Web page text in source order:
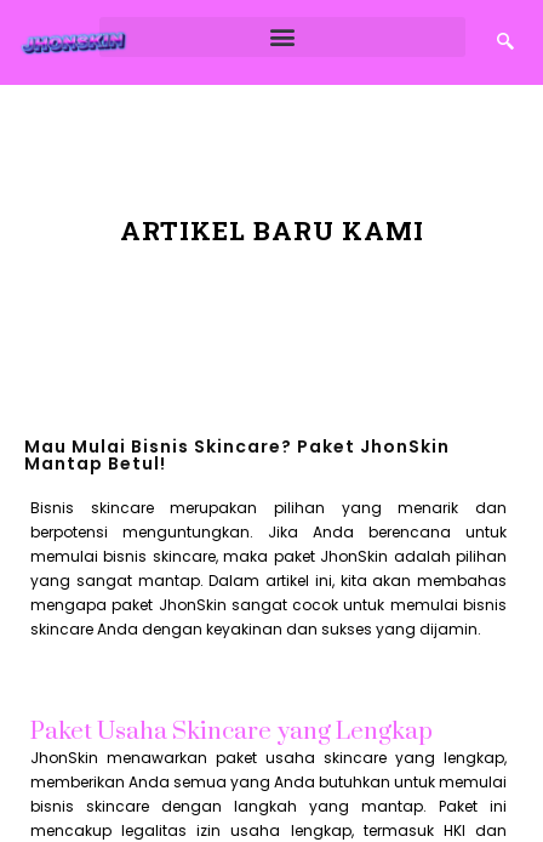
ARTIKEL BARU KAMI
Mau Mulai Bisnis Skincare? Paket JhonSkin
Mantap Betul!
Bisnis skincare merupakan pilihan yang menarik dan
berpotensi menguntungkan. Jika Anda berencana untuk
memulai bisnis skincare, maka paket JhonSkin adalah pilihan
yang sangat mantap. Dalam artikel ini, kita akan membahas
mengapa paket JhonSkin sangat cocok untuk memulai bisnis
skincare Anda dengan keyakinan dan sukses yang dijamin.
Paket Usaha Skincare yang Lengkap
JhonSkin menawarkan paket usaha skincare yang lengkap,
memberikan Anda semua yang Anda butuhkan untuk memulai
bisnis skincare dengan langkah yang mantap. Paket ini
mencakup legalitas izin usaha lengkap, termasuk HKI dan